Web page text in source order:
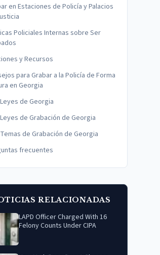
en Estaciones de Policía y Palacios
Policiales Internas sobre Ser
y Recursos
para Grabar a la Policía de Forma
en Georgia
de Georgia
de Grabación de Georgia
de Grabación de Georgia
frecuentes
RELACIONADAS
LAPD Officer Charged With 16
Felony Counts Under CIPA